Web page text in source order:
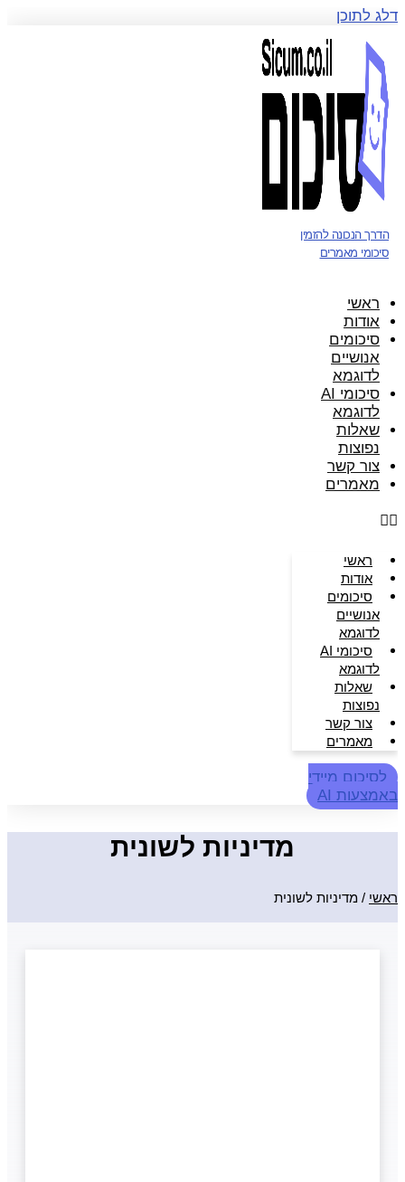
דלג לתוכן
הדרך הנכונה להזמין
סיכומי מאמרים
ראשי
אודות
סיכומים
אנושיים
לדוגמא
סיכומי AI
לדוגמא
שאלות
נפוצות
צור קשר
מאמרים
ראשי
אודות
סיכומים
אנושיים
לדוגמא
סיכומי AI
לדוגמא
שאלות
נפוצות
צור קשר
מאמרים
לסיכום מיידי
באמצעות AI
מדיניות לשונית
ראשי / מדיניות לשונית